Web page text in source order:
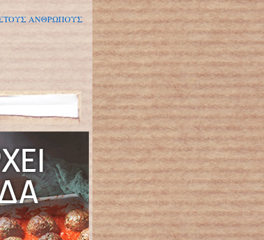
ΑΝΘΡΩΠΟΥΣ